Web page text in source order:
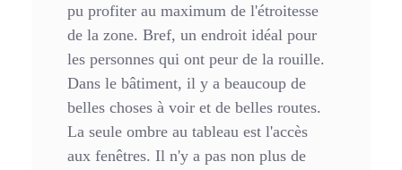
pu profiter au maximum de l'étroitesse
de la zone. Bref, un endroit idéal pour
les personnes qui ont peur de la rouille.
Dans le bâtiment, il y a beaucoup de
belles choses à voir et de belles routes.
La seule ombre au tableau est l'accès
aux fenêtres. Il n'y a pas non plus de